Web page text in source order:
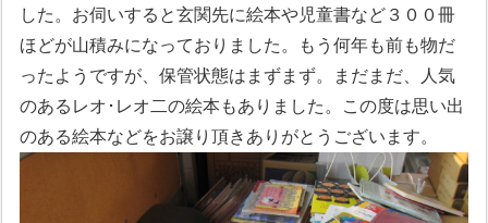
した。お伺いすると玄関先に絵本や児童書など３００冊
ほどが山積みになっておりました。もう何年も前も物だ
ったようですが、保管状態はまずまず。まだまだ、人気
のあるレオ･レオ二の絵本もありました。この度は思い出
のある絵本などをお譲り頂きありがとうございます。